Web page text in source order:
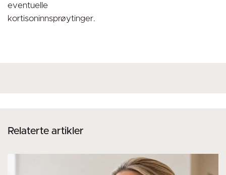
eventuelle
kortisoninnsprøytinger.
Relaterte artikler